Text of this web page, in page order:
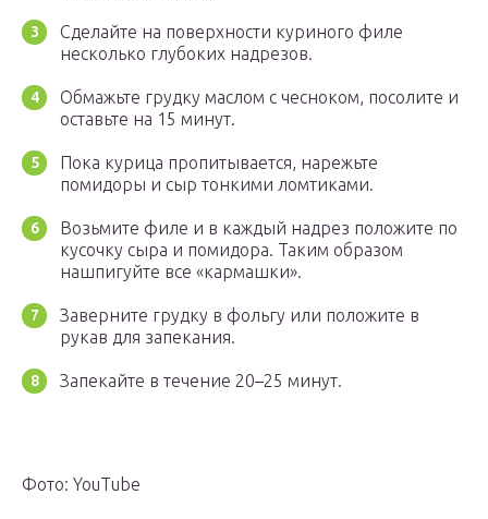
Сделайте на поверхности куриного филе
несколько глубоких надрезов.
Обмажьте грудку маслом с чесноком, посолите и
оставьте на 15 минут.
Пока курица пропитывается, нарежьте
помидоры и сыр тонкими ломтиками.
Возьмите филе и в каждый надрез положите по
кусочку сыра и помидора. Таким образом
нашпигуйте все «кармашки».
Заверните грудку в фольгу или положите в
рукав для запекания.
Запекайте в течение 20–25 минут.
Фото: YouTube